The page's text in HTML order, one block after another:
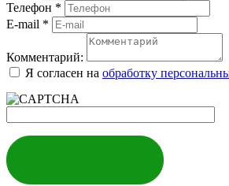
Телефон *
E-mail *
Комментарий:
Я согласен на обработку